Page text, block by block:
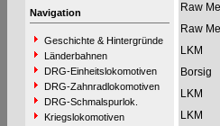
Navigation
Geschichte & Hintergründe
Länderbahnen
DRG-Einheitslokomotiven
DRG-Zahnradlokomotiven
DRG-Schmalspurlok.
Kriegslokomotiven
Raw
Raw
LKM
Borsig
LKM
LKM